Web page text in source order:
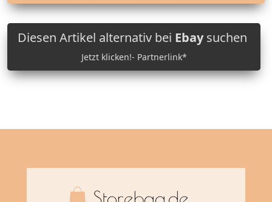
Diesen Artikel alternativ bei Ebaysuchen
Jetzt klicken!- Partnerlink*